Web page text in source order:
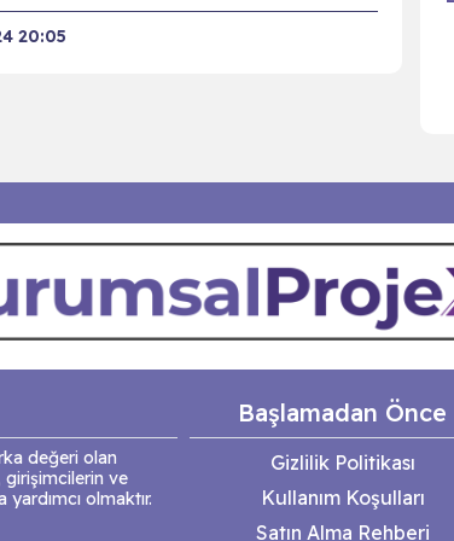
20:05
değeri olan
girişimcilerin ve
olmaktır.
Başlamadan Önce
Gizlilik Politikası
Kullanım Koşulları
Satın Alma Rehberi